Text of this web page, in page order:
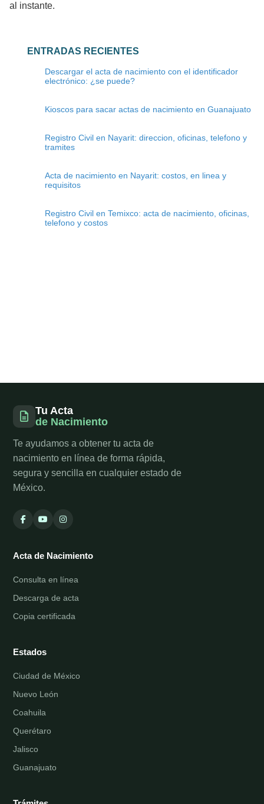
al instante.
ENTRADAS RECIENTES
Descargar el acta de nacimiento con el identificador
electrónico: ¿se puede?
Kioscos para sacar actas de nacimiento en Guanajuato
Registro Civil en Nayarit: direccion, oficinas, telefono y
tramites
Acta de nacimiento en Nayarit: costos, en linea y
requisitos
Registro Civil en Temixco: acta de nacimiento, oficinas,
telefono y costos
Tu Acta
de Nacimiento
Te ayudamos a obtener tu acta de
nacimiento en línea de forma rápida,
segura y sencilla en cualquier estado de
México.
Acta de Nacimiento
Consulta en línea
Descarga de acta
Copia certificada
Estados
Ciudad de México
Nuevo León
Coahuila
Querétaro
Jalisco
Guanajuato